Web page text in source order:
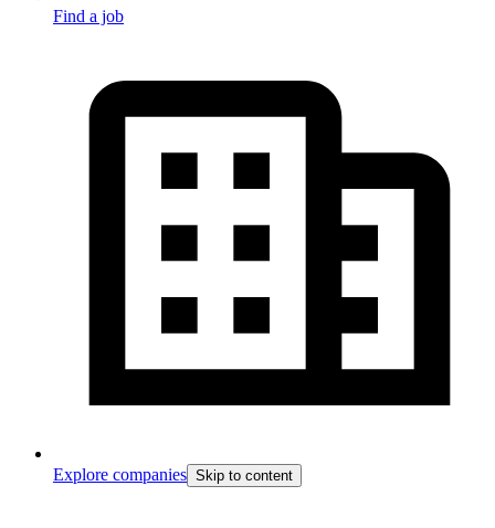
Find a job
Explore companies Skip to content